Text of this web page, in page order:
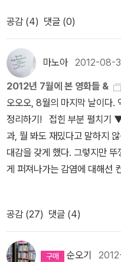
항상 병맛스럽게 등장합니다.
퍼맨이 지키려했지만.. 인간의
고담에 배트맨과 그의 추종자
는 배트맨을 원하지 않고...자
은 자신의 목숨을 담보로 승부
인이, 배트맨이 죽었다고 믿었
구입니다. 그의 의도를 알고 자
리고 배트맨은 국지적 핵전쟁
기로 합니다.
컬러로 좋은 평을 발견하고
려다가 놓쳤다가 중고책으로 구입.
책 요리&맛에 관한책 기타 책들 올해
구입한 책들중에 읽고 정리한
요.^^ 십대때 재미있게 읽었던 박희정님의 '호텔
아프리카'가 떠올랐어요. 남남
읽었는데, 생각보다 다양한 마
어요. 처음에는 2권정도 읽어볼까했는데, 야금 야금 11권까지
구입했네요.^^ 12권까지 출간
부분은 그냥 만화방에 가서 볼
스 소장할까 하다가 이것도 욕
코스믹 이벤트 다시는 이슈로 구입하지 않으려했는데, 배송
비 때문에 구입했어요. ^^;;이
서.... 완결되지 않았지만, 차마 소
외 뒤죽박죽 구매한 책들과
는 책들 시리즈 모두 구매할 생각은 없고, 평이 좋고 내
용이 좋은것을 잘 골라서 이중
공감 (4) 댓글 (0)
마노아2012-08-
2012년 7월에 본 영화들 &
오오오, 8월의 마지막 날이다.
정리하기! 접힌 부분 펼치기
과, 뭘 봐도 재밌다고 말하지
대감을 갖게 했다. 그렇지만
게 퍼져나가는 감염에 대해선
하는 배우이긴 하지만 이 작품
히려 아내 역할을 맡은 문정희
온 날 내 왼쪽 어깨에 못보던
고 하면서 뭔냐고 하니 귀뚜라
공감 (27) 댓글 (4)
순오기